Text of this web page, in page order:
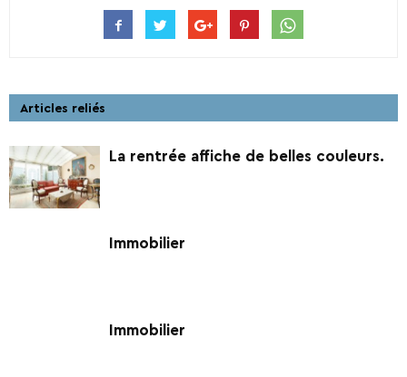
Articles reliés
La rentrée affiche de belles couleurs.
Immobilier
Immobilier